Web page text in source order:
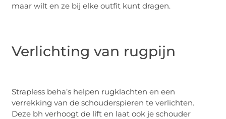
maar wilt en ze bij elke outfit kunt dragen.
Verlichting van rugpijn
Strapless beha’s helpen rugklachten en een
verrekking van de schouderspieren te verlichten.
Deze bh verhoogt de lift en laat ook je schouder